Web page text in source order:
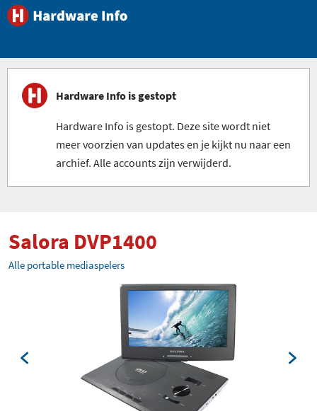
Hardware Info is gestopt
Hardware Info is gestopt. Deze site wordt niet
meer voorzien van updates en je kijkt nu naar een
archief. Alle accounts zijn verwijderd.
Salora DVP1400
Alle portable mediaspelers